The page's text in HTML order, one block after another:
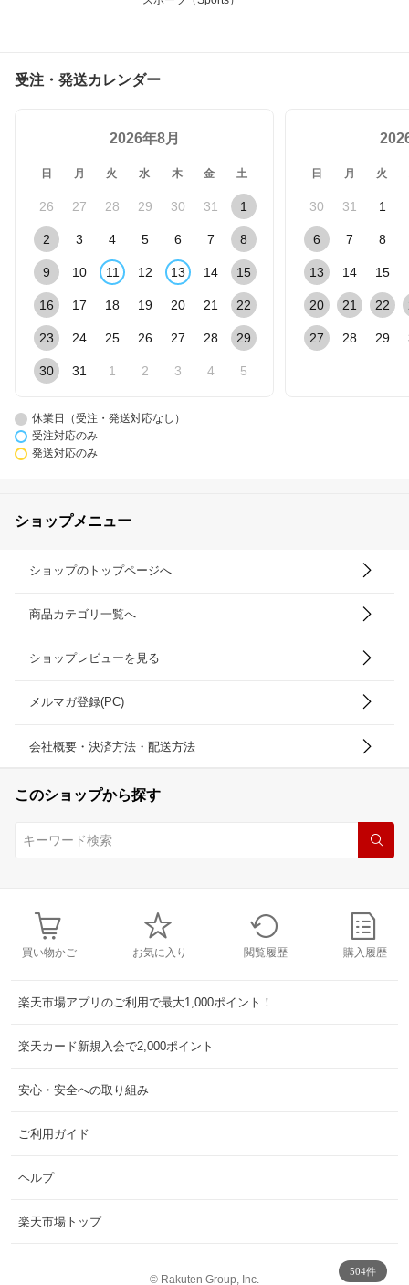
504件
受注・発送カレンダー
2026年8月
日 月 火 水 木 金 土
26 27 28 29 30 31 1
2 3 4 5 6 7 8
9 10 11 12 13 14 15
16 17 18 19 20 21 22
23 24 25 26 27 28 29
30 31 1 2 3 4 5
日 月 火
30 31 1
6 7 8
13 14 15
20 21 22
27 28 29
休業日（受注・発送対応なし）
受注対応のみ
発送対応のみ
ショップメニュー
ショップのトップページへ
商品カテゴリ一覧へ
ショップレビューを見る
メルマガ登録(PC)
会社概要・決済方法・配送方法
このショップから探す
買い物かご お気に入り 閲覧履歴 購入履歴
楽天市場アプリのご利用で最大1,000ポイント！
楽天カード新規入会で2,000ポイント
安心・安全への取り組み
ご利用ガイド
ヘルプ
楽天市場トップ
© Rakuten Group, Inc.